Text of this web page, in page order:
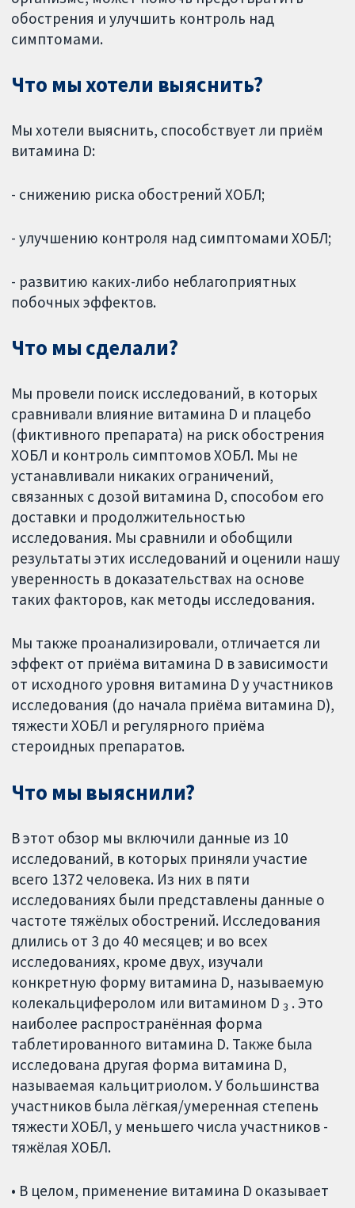
обострения и улучшить контроль над
симптомами.
Что мы хотели выяснить?
Мы хотели выяснить, способствует ли приём
витамина D:
- снижению риска обострений ХОБЛ;
- улучшению контроля над симптомами ХОБЛ;
- развитию каких-либо неблагоприятных
побочных эффектов.
Что мы сделали?
Мы провели поиск исследований, в которых
сравнивали влияние витамина D и плацебо
(фиктивного препарата) на риск обострения
ХОБЛ и контроль симптомов ХОБЛ. Мы не
устанавливали никаких ограничений,
связанных с дозой витамина D, способом его
доставки и продолжительностью
исследования. Мы сравнили и обобщили
результаты этих исследований и оценили нашу
уверенность в доказательствах на основе
таких факторов, как методы исследования.
Мы также проанализировали, отличается ли
эффект от приёма витамина D в зависимости
от исходного уровня витамина D у участников
исследования (до начала приёма витамина D),
тяжести ХОБЛ и регулярного приёма
стероидных препаратов.
Что мы выяснили?
В этот обзор мы включили данные из 10
исследований, в которых приняли участие
всего 1372 человека. Из них в пяти
исследованиях были представлены данные о
частоте тяжёлых обострений. Исследования
длились от 3 до 40 месяцев; и во всех
исследованиях, кроме двух, изучали
конкретную форму витамина D, называемую
колекальциферолом или витамином D3 . Это
наиболее распространённая форма
таблетированного витамина D. Также была
исследована другая форма витамина D,
называемая кальцитриолом. У большинства
участников была лёгкая/умеренная степень
тяжести ХОБЛ, у меньшего числа участников -
тяжёлая ХОБЛ.
• В целом, применение витамина D оказывает